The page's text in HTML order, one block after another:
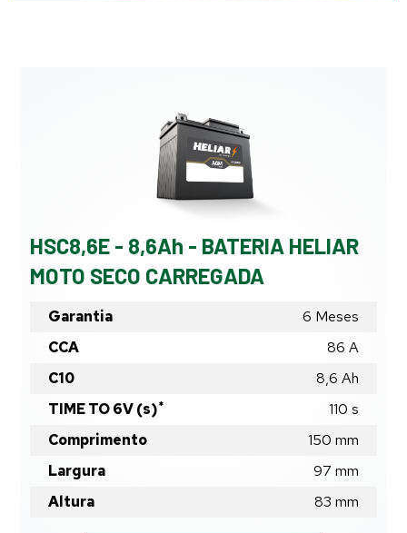
HSC8,6E - 8,6Ah - BATERIA HELIAR
MOTO SECO CARREGADA
Garantia
6 Meses
CCA
86 A
C10
8,6 Ah
TIME TO 6V (s)* 110 s
Comprimento
150 mm
Largura
97 mm
Altura
83 mm